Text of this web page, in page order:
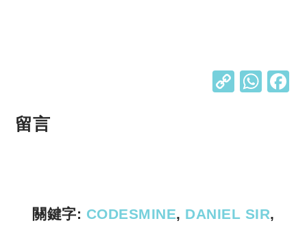
C
k
W
p
留言
關鍵字: CODESMINE, DANIEL SIR,